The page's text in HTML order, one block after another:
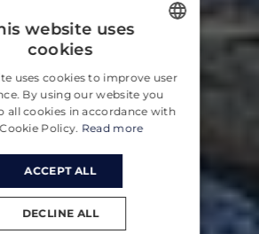
CROATIAN
GERMAN
website uses
cookies
uses cookies to improve user
By using our website you
all cookies in accordance with
Policy. Read more
ACCEPT ALL
DECLINE ALL